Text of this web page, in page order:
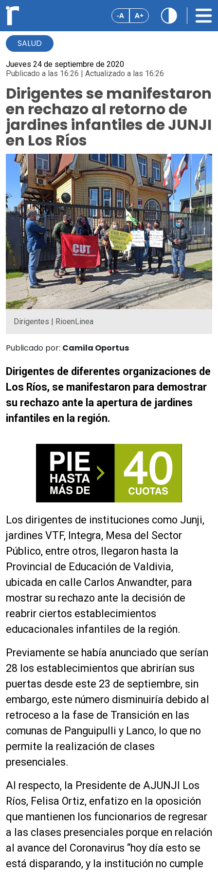
-A A+
SALUD
Jueves 24 de septiembre de 2020
Publicado a las 16:26 | Actualizado a las 16:26
Dirigentes se manifestaron
en rechazo al retorno de
jardines infantiles de JUNJI
en Los Ríos
Dirigentes | RioenLinea
Publicado por: Camila Oportus
Dirigentes de diferentes organizaciones de
Los Ríos, se manifestaron para demostrar
su rechazo ante la apertura de jardines
infantiles en la región.
Los dirigentes de instituciones como Junji,
jardines VTF, Integra, Mesa del Sector
Público, entre otros, llegaron hasta la
Provincial de Educación de Valdivia,
ubicada en calle Carlos Anwandter, para
mostrar su rechazo ante la decisión de
reabrir ciertos establecimientos
educacionales infantiles de la región.
Previamente se había anunciado que serían
28 los establecimientos que abrirían sus
puertas desde este 23 de septiembre, sin
embargo, este número disminuiría debido al
retroceso a la fase de Transición en las
comunas de Panguipulli y Lanco, lo que no
permite la realización de clases
presenciales.
Al respecto, la Presidente de AJUNJI Los
Ríos, Felisa Ortiz, enfatizo en la oposición
que mantienen los funcionarios de regresar
a las clases presenciales porque en relación
al avance del Coronavirus “hoy día esto se
está disparando, y la institución no cumple